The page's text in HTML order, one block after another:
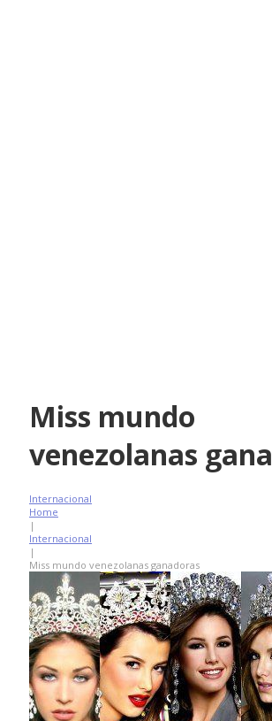
Miss mundo
venezolanas
Internacional
Home
|
Internacional
|
Miss mundo venezolanas ganadoras